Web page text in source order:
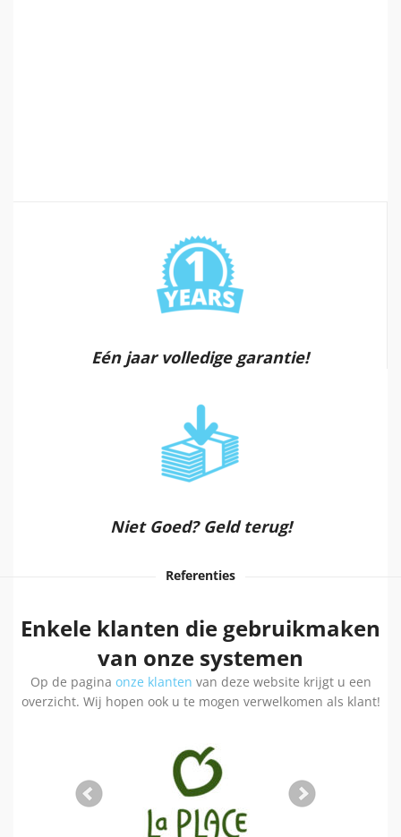
Eén jaar volledige garantie!
Niet Goed? Geld terug!
Referenties
Enkele klanten die gebruikmaken
van onze systemen
Op de pagina onze klanten van deze website krijgt u een
overzicht. Wij hopen ook u te mogen verwelkomen als klant!